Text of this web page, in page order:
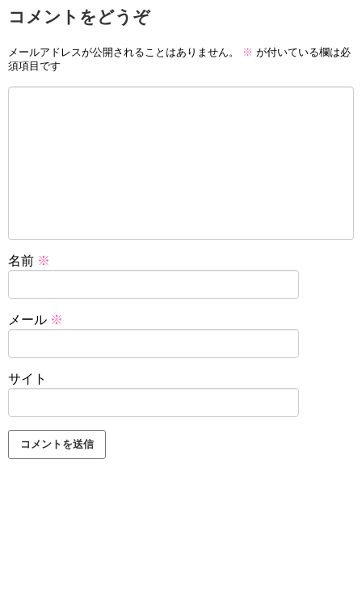
コメントをどうぞ
メールアドレスが公開されることはありません。 ※ が付いている欄は必
須項目です
名前 ※
メール ※
サイト